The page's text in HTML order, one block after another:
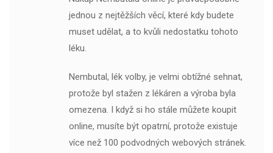
jednou z nejtěžších věcí, které kdy budete
muset udělat, a to kvůli nedostatku tohoto
léku.
Nembutal, lék volby, je velmi obtížné sehnat,
protože byl stažen z lékáren a výroba byla
omezena. I když si ho stále můžete koupit
online, musíte být opatrní, protože existuje
více než 100 podvodných webových stránek.